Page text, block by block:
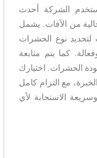
الشركة أحدث
من الآفات. يشمل
نوع الحشرات
كما يتم متابعة
الحشرات. اختيارك
مع التزام كامل
الاستجابة لأي